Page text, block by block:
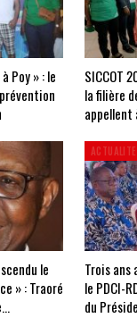
Poy » : le
SICCOT
la filière
appellent
le
» : Traoré
ACTUALITE
Trois ans
le PDCI-
du